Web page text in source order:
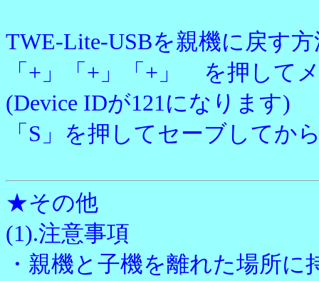
TWE-Lite-USBを親機に戻す方
「+」「+」「+」 を押して
(Device IDが121になります)
「S」を押してセーブしてか
★その他
(1).注意事項
・親機と子機を離れた場所